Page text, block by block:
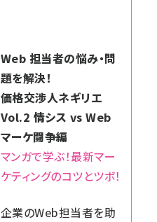
Web 担当者の悩み・問
題を解決！
価格交渉人ネギリエ
Vol.2 情シス vs Web
マーケ闘争編
マンガで学ぶ！最新マー
ケティングのコツとツボ！
企業のWeb担当者を助